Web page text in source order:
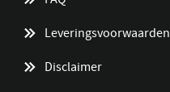
Leveringsvoorwaarden
Disclaimer